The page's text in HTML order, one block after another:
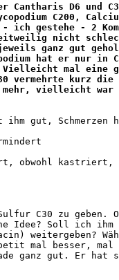
Cantharis D6 und
C200,
- ich gestehe - 2
nicht
jeweils ganz gut
hat er nur in
Vielleicht mal eine
vermehrte kurz die
mehr, vielleicht
ihm gut,
obwohl
C30 zu geben.
Idee? Soll ich ihm
weitergeben?
mal besser,
ganz gut. Er hat